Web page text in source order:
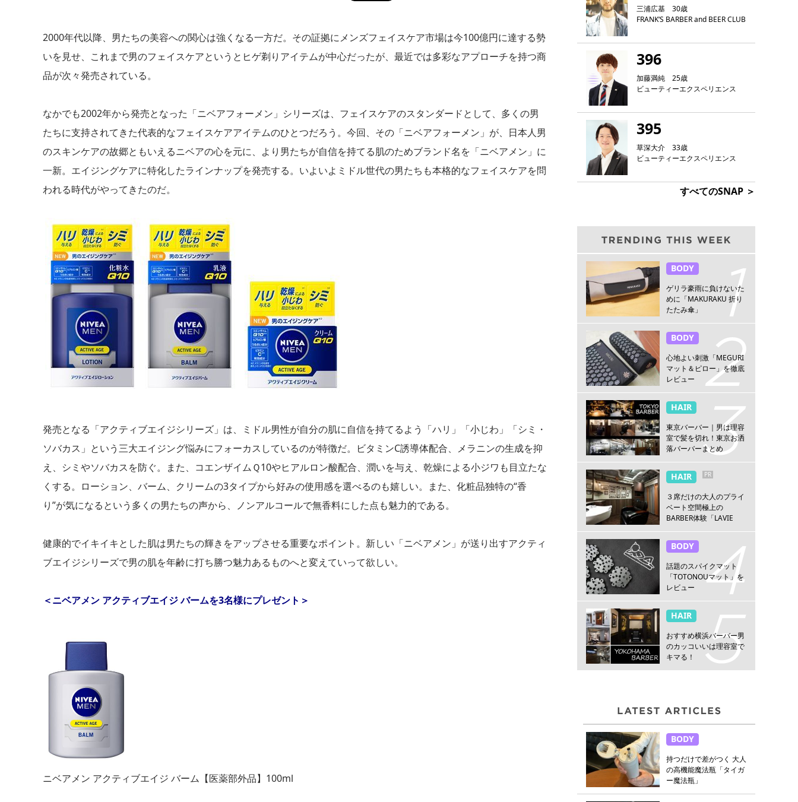
2000年代以降、男たちの美容への関心は強くなる一方だ。その証拠にメンズフェイスケア市場は今100億円に達する勢
いを見せ、これまで男のフェイスケアというとヒゲ剃りアイテムが中心だったが、最近では多彩なアプローチを持つ商
品が次々発売されている。
なかでも2002年から発売となった「ニベアフォーメン」シリーズは、フェイスケアのスタンダードとして、多くの男
たちに支持されてきた代表的なフェイスケアアイテムのひとつだろう。今回、その「ニベアフォーメン」が、日本人男
のスキンケアの故郷ともいえるニベアの心を元に、より男たちが自信を持てる肌のためブランド名を「ニベアメン」に
一新。エイジングケアに特化したラインナップを発売する。いよいよミドル世代の男たちも本格的なフェイスケアを問
われる時代がやってきたのだ。
発売となる「アクティブエイジシリーズ」は、ミドル男性が自分の肌に自信を持てるよう「ハリ」「小じわ」「シミ・
ソバカス」という三大エイジング悩みにフォーカスしているのが特徴だ。ビタミンC誘導体配合、メラニンの生成を抑
え、シミやソバカスを防ぐ。また、コエンザイムＱ10やヒアルロン酸配合、潤いを与え、乾燥による小ジワも目立たな
くする。ローション、バーム、クリームの3タイプから好みの使用感を選べるのも嬉しい。また、化粧品独特の“香
り”が気になるという多くの男たちの声から、ノンアルコールで無香料にした点も魅力的である。
健康的でイキイキとした肌は男たちの輝きをアップさせる重要なポイント。新しい「ニベアメン」が送り出すアクティ
ブエイジシリーズで男の肌を年齢に打ち勝つ魅力あるものへと変えていって欲しい。
＜ニベアメン アクティブエイジ バームを3名様にプレゼント＞
ニベアメン アクティブエイジ バーム【医薬部外品】100ml
三浦広基 30歳
FRANK‘S BARBER and BEER CLUB
396
加藤満純 25歳
ビューティーエクスペリエンス
395
草深大介 33歳
ビューティーエクスペリエンス
すべてのSNAP ＞
BODY
ゲリラ豪雨に負けないた
めに「MAKURAKU 折り
たたみ傘」
BODY
心地よい刺激「MEGURI
マット＆ピロー」を徹底
レビュー
HAIR
東京バーバー｜男は理容
室で髪を切れ！東京お洒
落バーバーまとめ
HAIR PR
３席だけの大人のプライ
ベート空間極上の
BARBER体験「LAVIE
BARBER HANARE新宿
店」
BODY
話題のスパイクマット
「TOTONOUマット」を
レビュー
HAIR
おすすめ横浜バーバー男
のカッコいいは理容室で
キマる！
BODY
持つだけで差がつく 大人
の高機能魔法瓶「タイガ
ー魔法瓶」